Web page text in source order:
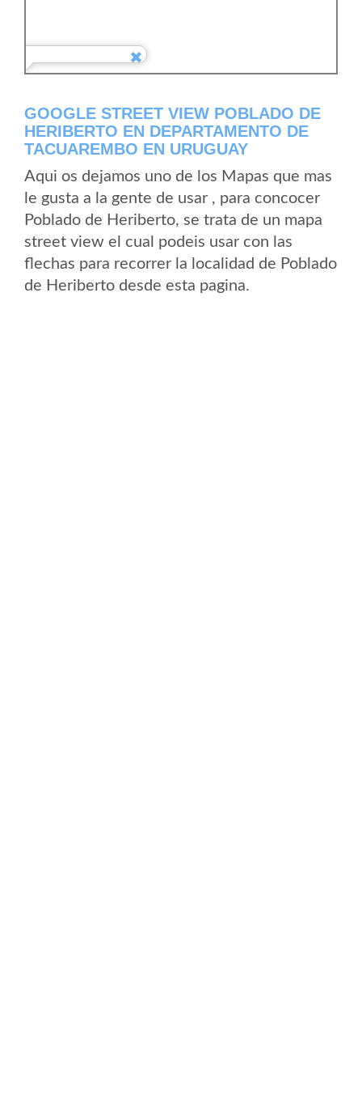
GOOGLE STREET VIEW POBLADO DE
HERIBERTO EN DEPARTAMENTO DE
TACUAREMBO EN URUGUAY
Aqui os dejamos uno de los Mapas que mas
le gusta a la gente de usar , para concocer
Poblado de Heriberto, se trata de un mapa
street view el cual podeis usar con las
flechas para recorrer la localidad de Poblado
de Heriberto desde esta pagina.